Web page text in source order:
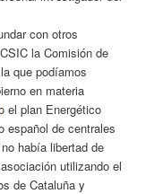
con otros
la Comisión de
que podíamos
en materia
el plan Energético
español de centrales
había libertad de
utilizando el
de Cataluña y